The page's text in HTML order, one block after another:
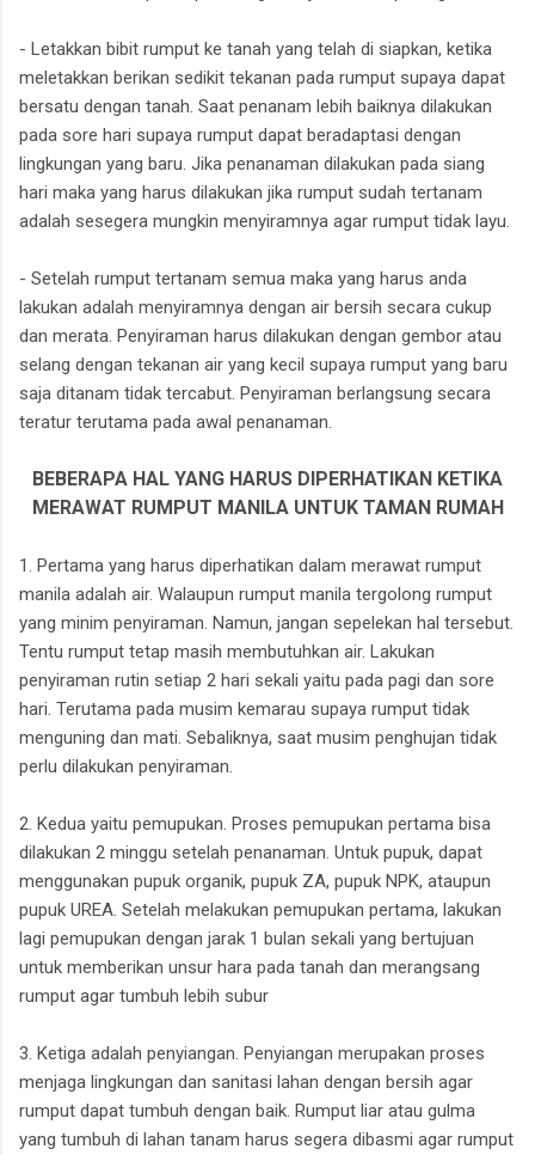
- Letakkan bibit rumput ke tanah yang telah di siapkan, ketika
meletakkan berikan sedikit tekanan pada rumput supaya dapat
bersatu dengan tanah. Saat penanam lebih baiknya dilakukan
pada sore hari supaya rumput dapat beradaptasi dengan
lingkungan yang baru. Jika penanaman dilakukan pada siang
hari maka yang harus dilakukan jika rumput sudah tertanam
adalah sesegera mungkin menyiramnya agar rumput tidak layu.
- Setelah rumput tertanam semua maka yang harus anda
lakukan adalah menyiramnya dengan air bersih secara cukup
dan merata. Penyiraman harus dilakukan dengan gembor atau
selang dengan tekanan air yang kecil supaya rumput yang baru
saja ditanam tidak tercabut. Penyiraman berlangsung secara
teratur terutama pada awal penanaman.
BEBERAPA HAL YANG HARUS DIPERHATIKAN KETIKA
MERAWAT RUMPUT MANILA UNTUK TAMAN RUMAH
1. Pertama yang harus diperhatikan dalam merawat rumput
manila adalah air. Walaupun rumput manila tergolong rumput
yang minim penyiraman. Namun, jangan sepelekan hal tersebut.
Tentu rumput tetap masih membutuhkan air. Lakukan
penyiraman rutin setiap 2 hari sekali yaitu pada pagi dan sore
hari. Terutama pada musim kemarau supaya rumput tidak
menguning dan mati. Sebaliknya, saat musim penghujan tidak
perlu dilakukan penyiraman.
2. Kedua yaitu pemupukan. Proses pemupukan pertama bisa
dilakukan 2 minggu setelah penanaman. Untuk pupuk, dapat
menggunakan pupuk organik, pupuk ZA, pupuk NPK, ataupun
pupuk UREA. Setelah melakukan pemupukan pertama, lakukan
lagi pemupukan dengan jarak 1 bulan sekali yang bertujuan
untuk memberikan unsur hara pada tanah dan merangsang
rumput agar tumbuh lebih subur
3. Ketiga adalah penyiangan. Penyiangan merupakan proses
menjaga lingkungan dan sanitasi lahan dengan bersih agar
rumput dapat tumbuh dengan baik. Rumput liar atau gulma
yang tumbuh di lahan tanam harus segera dibasmi agar rumput